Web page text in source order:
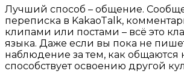
Лучший способ – общение.
переписка в KakaoTalk,
клипами или постами – всё это
языка. Даже если вы пока не
наблюдение за тем, как общаются
способствует освоению другой